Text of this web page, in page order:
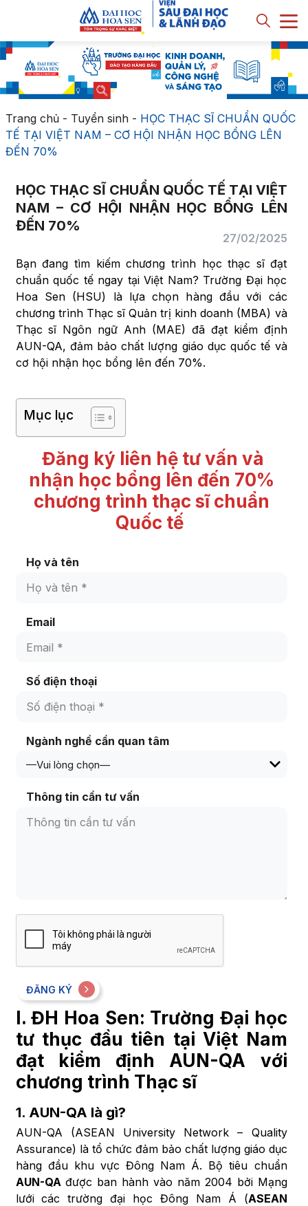
Trang chủ- Tuyển sinh- HỌC THẠC SĨ CHUẨN QUỐC
TẾ TẠI VIỆT NAM – CƠ HỘI NHẬN HỌC BỔNG LÊN
ĐẾN 70%
HỌC THẠC SĨ CHUẨN QUỐC TẾ TẠI VIỆT
NAM – CƠ HỘI NHẬN HỌC BỔNG LÊN
ĐẾN 70%
27/02/2025
Bạn đang tìm kiếm chương trình học thạc sĩ đạt
chuẩn quốc tế ngay tại Việt Nam? Trường Đại học
Hoa Sen (HSU) là lựa chọn hàng đầu với các
chương trình Thạc sĩ Quản trị kinh doanh (MBA) và
Thạc sĩ Ngôn ngữ Anh (MAE) đã đạt kiểm định
AUN-QA, đảm bảo chất lượng giáo dục quốc tế và
cơ hội nhận học bổng lên đến 70%.
Mục lục
Đăng ký liên hệ tư vấn và
nhận học bổng lên đến 70%
chương trình thạc sĩ chuẩn
Quốc tế
Họ và tên
Email
Số điện thoại
Ngành nghề cần quan tâm
Thông tin cần tư vấn
ĐĂNG KÝ
I. ĐH Hoa Sen: Trường Đại học
tư thục đầu tiên tại Việt Nam
đạt kiểm định AUN-QA với
chương trình Thạc sĩ
1. AUN-QA là gì?
AUN-QA (ASEAN University Network – Quality
Assurance) là tổ chức đảm bảo chất lượng giáo dục
hàng đầu khu vực Đông Nam Á. Bộ tiêu chuẩn
AUN-QA được ban hành vào năm 2004 bởi Mạng
lưới các trường đại học Đông Nam Á (ASEAN